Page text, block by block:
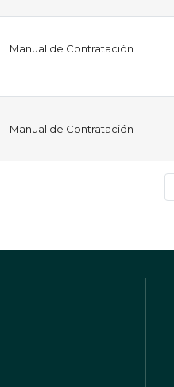
Manual de Contratación
Manual de Contratación